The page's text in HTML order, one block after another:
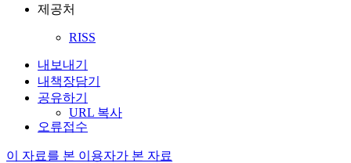
제공처
RISS
내보내기
내책장담기
공유하기
URL 복사
오류접수
이 자료를 본 이용자가 본 자료